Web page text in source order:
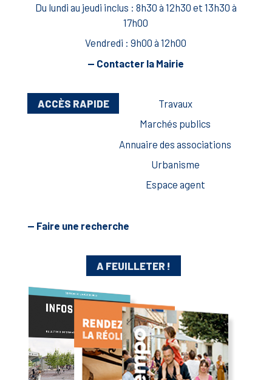
Du lundi au jeudi inclus : 8h30 à 12h30 et 13h30 à
17h00
Vendredi : 9h00 à 12h00
— Contacter la Mairie
ACCÈS RAPIDE
Travaux
Marchés publics
Annuaire des associations
Urbanisme
Espace agent
— Faire une recherche
A FEUILLETER !